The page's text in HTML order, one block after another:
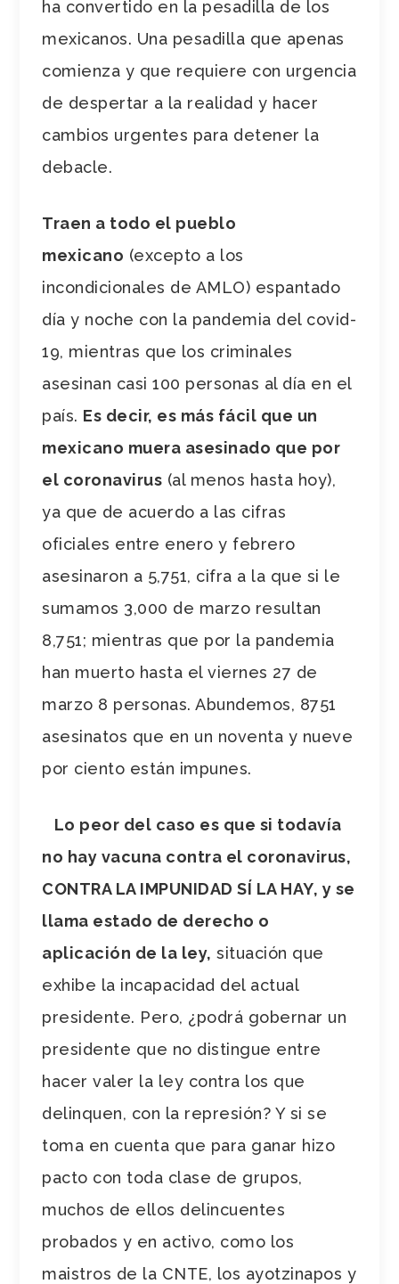
ha convertido en la pesadilla de los
mexicanos. Una pesadilla que apenas
comienza y que requiere con urgencia
de despertar a la realidad y hacer
cambios urgentes para detener la
debacle.
Traen a todo el pueblo
mexicano (excepto a los
incondicionales de AMLO) espantado
día y noche con la pandemia del covid-
19, mientras que los criminales
asesinan casi 100 personas al día en el
país. Es decir, es más fácil que un
mexicano muera asesinado que por
el coronavirus (al menos hasta hoy),
ya que de acuerdo a las cifras
oficiales entre enero y febrero
asesinaron a 5,751, cifra a la que si le
sumamos 3,000 de marzo resultan
8,751; mientras que por la pandemia
han muerto hasta el viernes 27 de
marzo 8 personas. Abundemos, 8751
asesinatos que en un noventa y nueve
por ciento están impunes.
Lo peor del caso es que si todavía
no hay vacuna contra el coronavirus,
CONTRA LA IMPUNIDAD SÍ LA HAY, y se
llama estado de derecho o
aplicación de la ley, situación que
exhibe la incapacidad del actual
presidente. Pero, ¿podrá gobernar un
presidente que no distingue entre
hacer valer la ley contra los que
delinquen, con la represión? Y si se
toma en cuenta que para ganar hizo
pacto con toda clase de grupos,
muchos de ellos delincuentes
probados y en activo, como los
maistros de la CNTE, los ayotzinapos y